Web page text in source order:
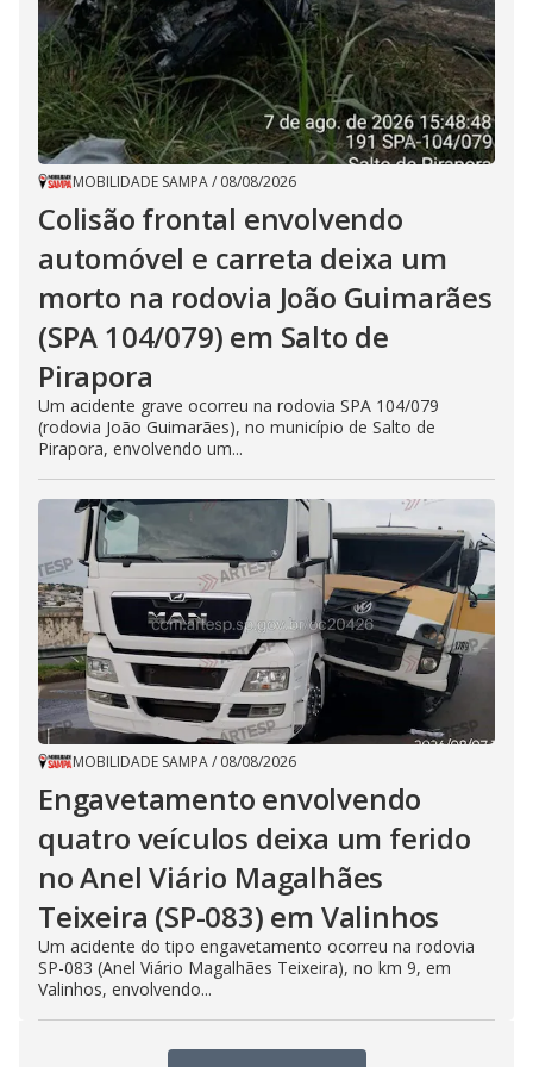
MOBILIDADE SAMPA/ 08/08/2026
Colisão frontal envolvendo
automóvel e carreta deixa um
morto na rodovia João Guimarães
(SPA 104/079) em Salto de
Pirapora
Um acidente grave ocorreu na rodovia SPA 104/079
(rodovia João Guimarães), no município de Salto de
Pirapora, envolvendo um...
MOBILIDADE SAMPA/ 08/08/2026
Engavetamento envolvendo
quatro veículos deixa um ferido
no Anel Viário Magalhães
Teixeira (SP-083) em Valinhos
Um acidente do tipo engavetamento ocorreu na rodovia
SP-083 (Anel Viário Magalhães Teixeira), no km 9, em
Valinhos, envolvendo...